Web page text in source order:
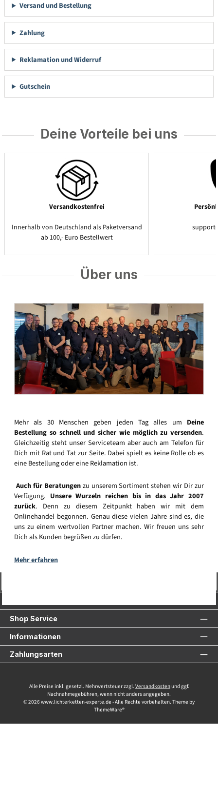
Versand und Bestellung
Zahlung
Reklamation und Widerruf
Gutschein
Deine Vorteile bei uns
Versandkostenfrei
Innerhalb von Deutschland als Paketversand
ab 100,- Euro Bestellwert
Über uns
Mehr als 30 Menschen geben jeden Tag alles um Deine
Bestellung so schnell und sicher wie möglich zu versenden.
Gleichzeitig steht unser Serviceteam aber auch am Telefon für
Dich mit Rat und Tat zur Seite. Dabei spielt es keine Rolle ob es
eine Bestellung oder eine Reklamation ist.
Auch für Beratungenzu unserem Sortiment stehen wir Dir zur
Verfügung. Unsere Wurzeln reichen bis in das Jahr 2007
zurück. Denn zu diesem Zeitpunkt haben wir mit dem
Onlinehandel begonnen. Genau diese vielen Jahre sind es, die
uns zu einem wertvollen Partner machen. Wir freuen uns sehr
Dich als Kunden begrüßen zu dürfen.
Mehr erfahren
Shop Service
Informationen
Zahlungsarten
Alle Preise inkl. gesetzl. Mehrwertsteuer zzgl. Versandkostenund ggf.
Nachnahmegebühren, wenn nicht anders angegeben.
© 2026 www.lichterketten-experte.de - Alle Rechte vorbehalten. Theme by
ThemeWare®